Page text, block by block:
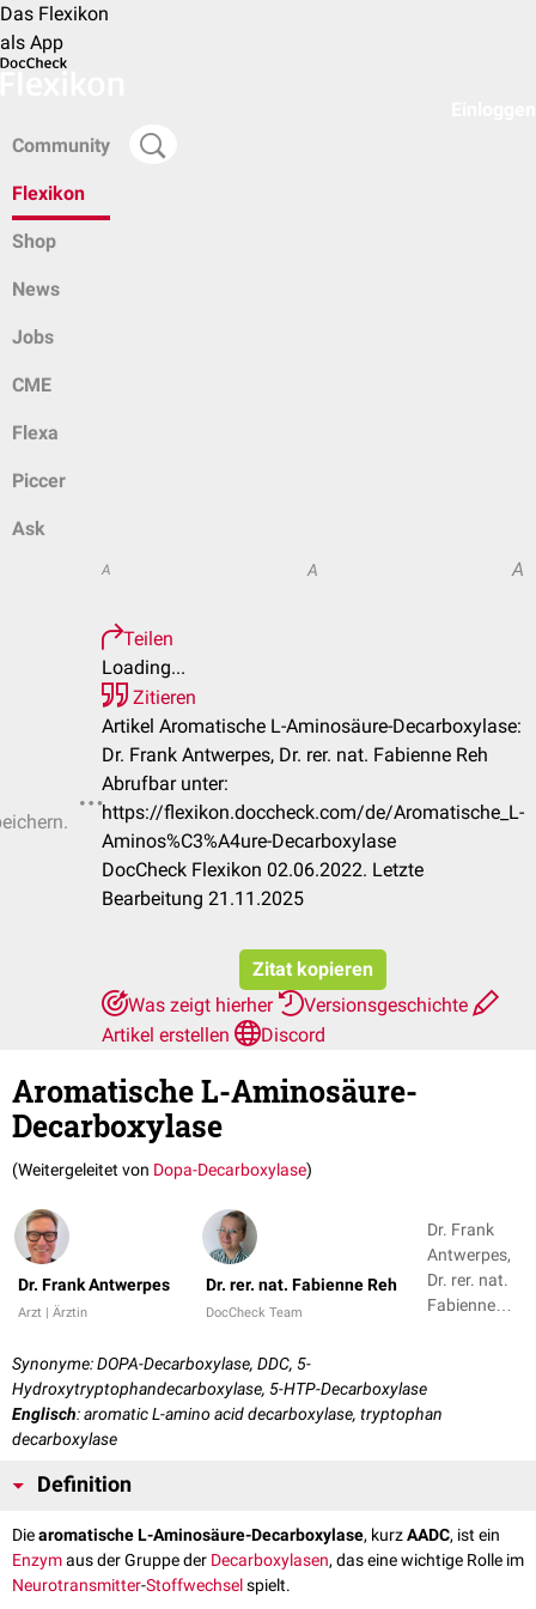
Das Flexikon
als App
Community
Flexikon
Shop
News
Jobs
CME
Flexa
Piccer
Ask
A A A
Teilen
Loading...
Zitieren
Artikel Aromatische L-Aminosäure-Decarboxylase:
Dr. Frank Antwerpes, Dr. rer. nat. Fabienne Reh
Abrufbar unter:
https://flexikon.doccheck.com/de/Aromatische_L-
Aminos%C3%A4ure-Decarboxylase
DocCheck Flexikon 02.06.2022. Letzte
Bearbeitung 21.11.2025
Zitat kopieren
Was zeigt hierher
Versionsgeschichte
Artikel erstellen
Discord
Aromatische L-Aminosäure-
Decarboxylase
(Weitergeleitet von Dopa-Decarboxylase)
Dr. Frank Antwerpes
Arzt | Ärztin
Dr. rer. nat. Fabienne Reh
DocCheck Team
Dr. Frank
Antwerpes,
Dr. rer. nat.
Fabienne
Synonyme: DOPA-Decarboxylase, DDC, 5-
Hydroxytryptophandecarboxylase, 5-HTP-Decarboxylase
Englisch: aromatic L-amino acid decarboxylase, tryptophan
decarboxylase
Definition
Diearomatische L-Aminosäure-Decarboxylase, kurzAADC, ist ein
Enzymaus der Gruppe der Decarboxylasen, das eine wichtige Rolle im
Neurotransmitter-Stoffwechselspielt.